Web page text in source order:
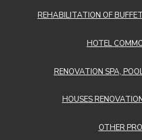
REHABILITATION OF
HOTEL
RENOVATION SPA,
HOUSES
OTHER